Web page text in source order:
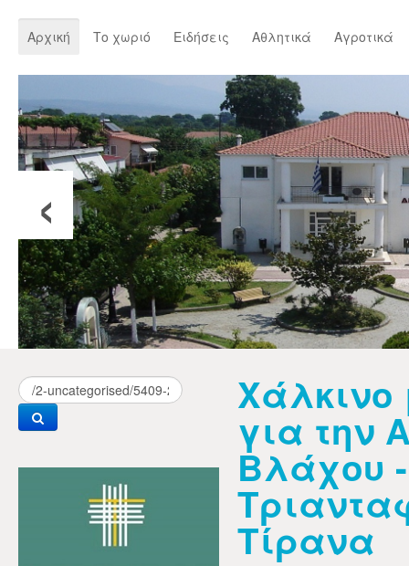
Αρχική Το χωριό Ειδήσεις Αθλητικά Αγροτικά
‹
Χάλκινο
για την
Βλάχου -
Τίρανα